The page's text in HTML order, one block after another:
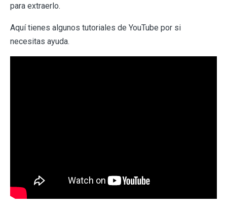
para extraerlo.
Aquí tienes algunos tutoriales de YouTube por si
necesitas ayuda.